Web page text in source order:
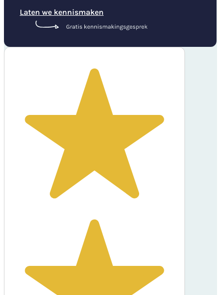
Laten we kennismaken